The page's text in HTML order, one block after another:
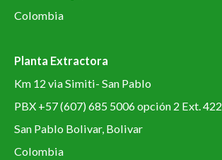
Colombia
Planta Extractora
Km 12 via Simiti- San Pablo
PBX +57 (607) 685 5006 opción 2 Ext. 422
San Pablo Bolivar, Bolivar
Colombia